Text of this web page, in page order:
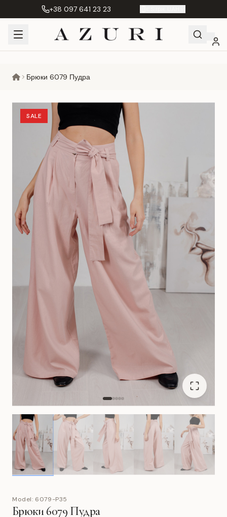
+38 097 641 23 23
Cart
Брюки 6079 Пудра
SALE
Model: 6079-P35
Брюки 6079 Пудра